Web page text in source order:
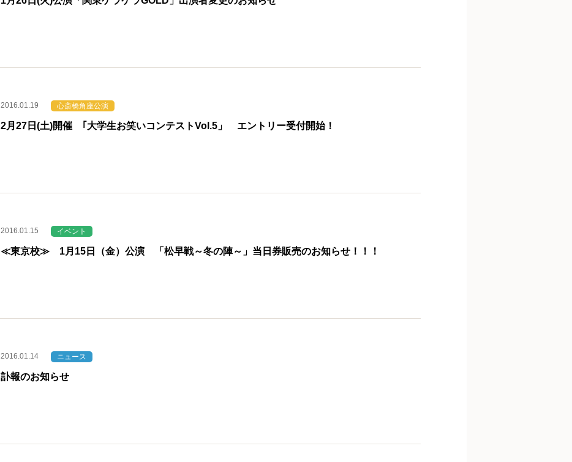
2016.01.19 心斎橋角座公演
2月27日(土)開催 ｢大学生お笑いコンテストVol.5」 エントリー受付開始！
2016.01.15 イベント
≪東京校≫ 1月15日（金）公演 「松早戦～冬の陣～」当日券販売のお知らせ！！！
2016.01.14 ニュース
訃報のお知らせ